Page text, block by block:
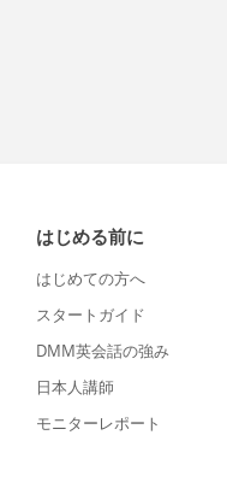
はじめる前に
はじめての方へ
スタートガイド
DMM英会話の強み
日本人講師
モニターレポート